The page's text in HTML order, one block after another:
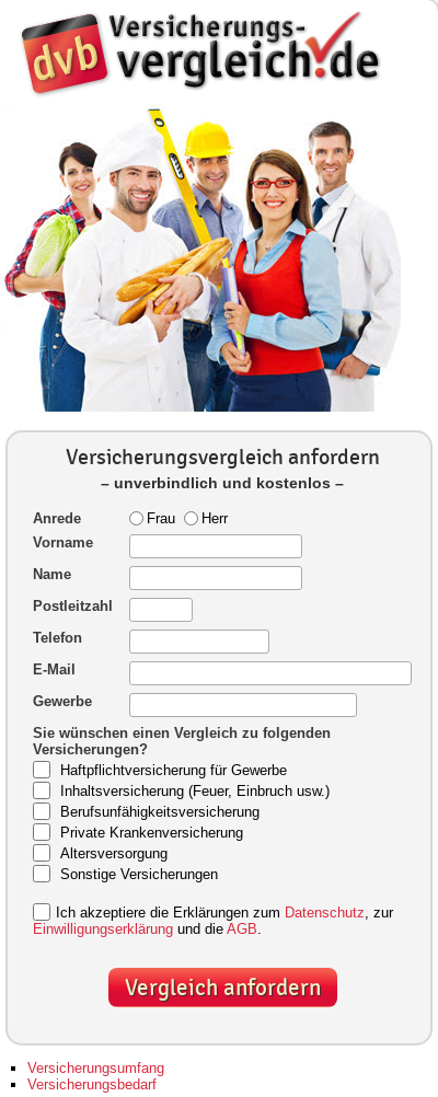
Versicherungsvergleich anfordern
– unverbindlich und kostenlos –
Anrede Frau
Herr
Vorname
Name
Postleitzahl
Telefon
E-Mail
Gewerbe
Sie wünschen einen Vergleich zu folgenden
Versicherungen?
Haftpflichtversicherung für Gewerbe
Inhaltsversicherung (Feuer, Einbruch usw.)
Berufsunfähigkeitsversicherung
Private Krankenversicherung
Altersversorgung
Sonstige Versicherungen
Ich akzeptiere die Erklärungen zum Datenschutz , zur
Einwilligungserklärung und die AGB.
Vergleich anfordern
Versicherungsumfang
Versicherungsbedarf